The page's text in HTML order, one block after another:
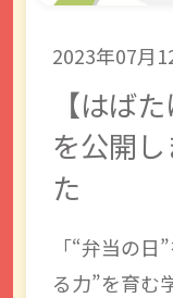
2023年07月
【はば
を公開し
「“弁当の
る力”を育む